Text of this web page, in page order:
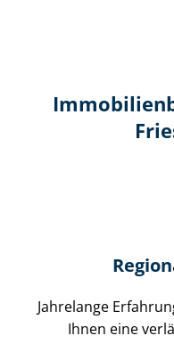
Jahrelange
Ihnen eine